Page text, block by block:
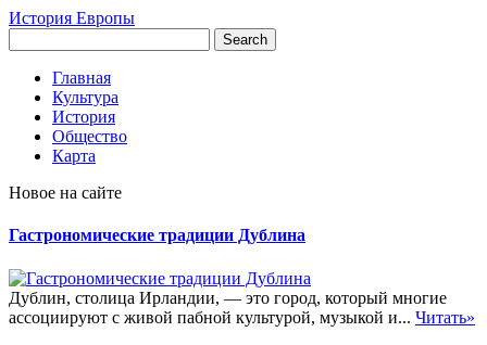
История Европы
Главная
Культура
История
Общество
Карта
Новое на сайте
Гастрономические традиции Дублина
Дублин, столица Ирландии, — это город, который многие
ассоциируют с живой пабной культурой, музыкой и... Читать»